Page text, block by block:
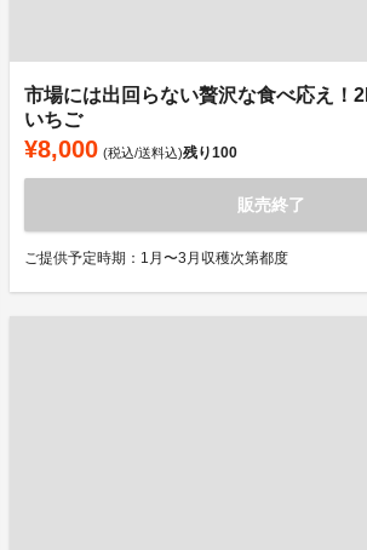
市場には出回らない贅沢な食べ応え！
いちご
¥8,000 (税込/送料込)残り100
販売終了
ご提供予定時期：1月〜3月収穫次第都度